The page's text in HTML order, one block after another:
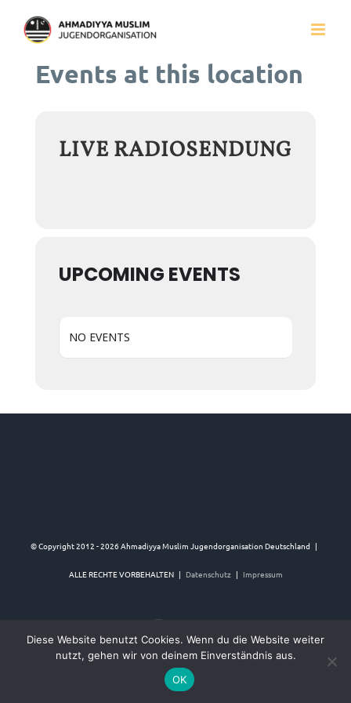
Inhalt
springenEvents at this location
LIVE RADIOSENDUNG
UPCOMING EVENTS
NO EVENTS
© Copyright 2012 -2026 Ahmadiyya Muslim Jugendorganisation Deutschland |
ALLE RECHTE VORBEHALTEN | Datenschutz| Impressum
Diese Website benutzt Cookies. Wenn du die Website weiter
nutzt, gehen wir von deinem Einverständnis aus.
OK